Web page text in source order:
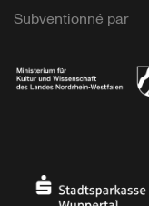
Subventionné par